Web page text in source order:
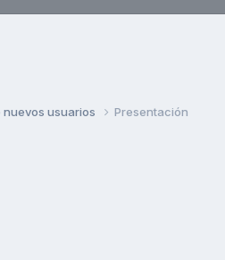
usuarios Presentación